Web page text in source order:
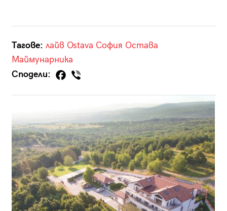
Тагове: лайв Ostava София Остава
Маймунарника
Сподели: